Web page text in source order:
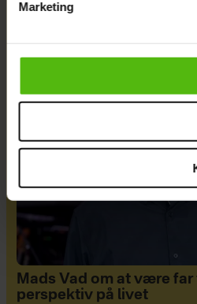
Marketing
Lazrak har
Mads Vad om at være
perspektiv på livet